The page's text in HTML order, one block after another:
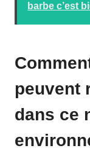
barbe c’est
peuvent
dans ce